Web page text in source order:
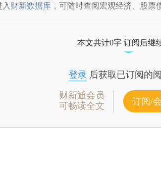
财新数据库 ，可随时查阅宏观经济、股票
本文共计0字 订阅后继
登录后获取已订阅的
财新通会员
可畅读全文
订阅/